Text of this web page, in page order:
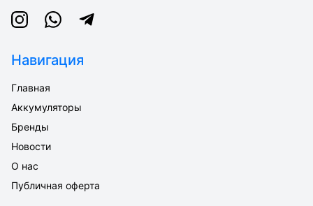
InstagramWhatsappTelegram
Навигация
Главная
Аккумуляторы
Бренды
Новости
О нас
Публичная оферта